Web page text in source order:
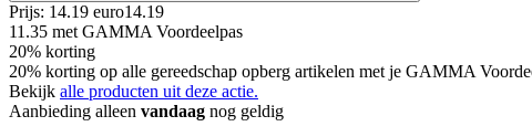
Prijs: 14.19 euro14.19
11.35 met GAMMA Voordeelpas
20% korting
20% korting op alle gereedschap opberg artikelen met je GAMMA
Bekijk alle producten uit deze actie.
Aanbieding alleen vandaag nog geldig